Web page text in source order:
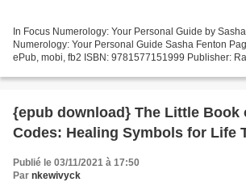
In Focus Numerology: Your Personal Guide by
Numerology: Your Personal Guide Sasha Fenton
ePub, mobi, fb2 ISBN: 9781577151999 Publisher:
{epub download} The Little Book
Codes: Healing Symbols for Life
Publié le 03/11/2021 à 17:50
Par nkewivyck